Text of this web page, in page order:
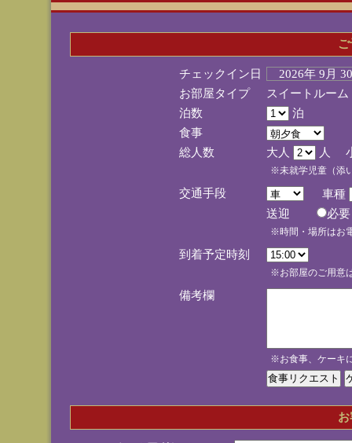
チェックイン日
2026年 9月
お部屋タイプ
スイートルー
泊数
泊
食事
総人数
大人 人
※未就学児童（添
交通手段
車種
送迎
※時間・場所はお
到着予定時刻
※お部屋のご用意
備考欄
※お食事、ケーキ